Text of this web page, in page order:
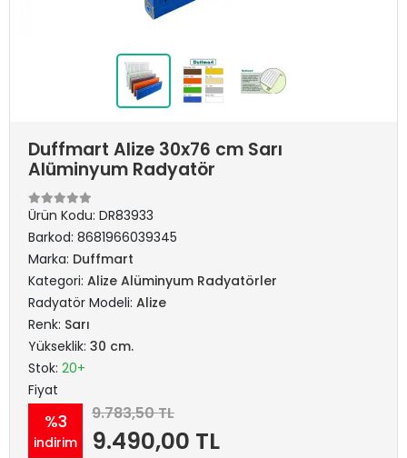
Duffmart Alize 30x76 cm Sarı
Alüminyum Radyatör
Ürün Kodu: DR83933
Barkod: 8681966039345
Marka: Duffmart
Kategori: Alize Alüminyum Radyatörler
Radyatör Modeli: Alize
Renk: Sarı
Yükseklik: 30 cm.
Stok: 20+
Fiyat
%3
indirim
9.783,50 TL
9.490,00 TL